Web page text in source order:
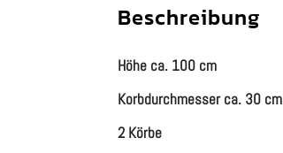
Beschreibung
Höhe ca. 100 cm
Korbdurchmesser ca. 30 cm
2 Körbe